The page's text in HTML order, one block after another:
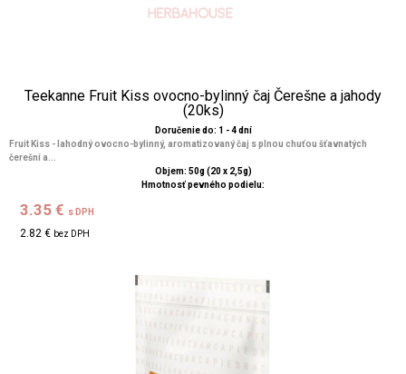
Teekanne Fruit Kiss ovocno-bylinný čaj Čerešne a jahody
(20ks)
Doručenie do: 1 - 4 dní
Fruit Kiss - lahodný ovocno-bylinný, aromatizovaný čaj s plnou chuťou šťavnatých
čerešní a...
Objem: 50g (20 x 2,5g)
Hmotnosť pevného podielu:
3.35 € s DPH
2.82 € bez DPH